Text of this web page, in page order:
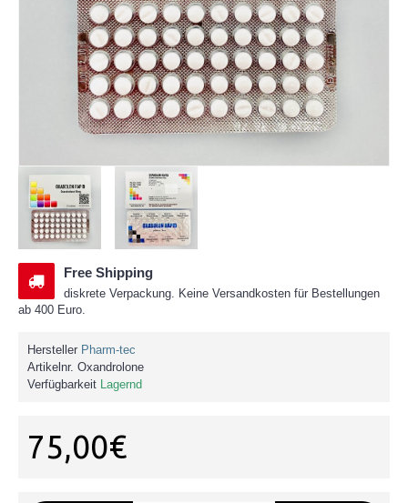
Free Shipping
diskrete Verpackung. Keine Versandkosten für Bestellungen
ab 400 Euro.
Hersteller Pharm-tec
Artikelnr. Oxandrolone
Verfügbarkeit
Lagernd
75,00€